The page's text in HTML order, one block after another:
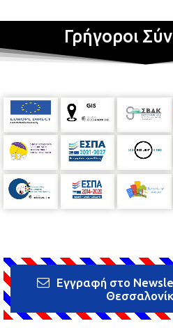
Γρήγοροι
Εγγραφή στο